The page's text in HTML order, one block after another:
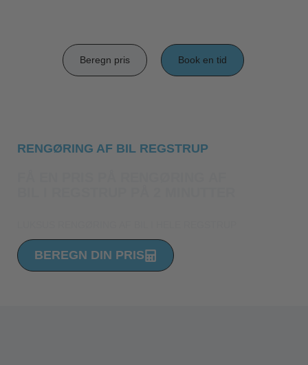
Beregn pris Book en tid
RENGØRING AF BIL REGSTRUP
BEREGN DIN PRIS